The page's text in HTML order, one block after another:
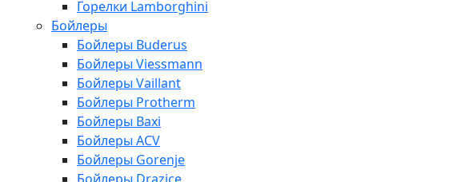
Горелки Lamborghini
Бойлеры
Бойлеры Buderus
Бойлеры Viessmann
Бойлеры Vaillant
Бойлеры Protherm
Бойлеры Baxi
Бойлеры ACV
Бойлеры Gorenje